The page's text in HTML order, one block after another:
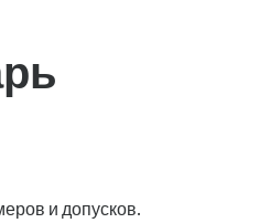
и допусков.